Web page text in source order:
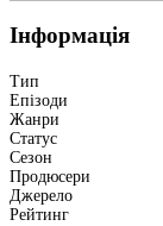
Інформація
Тип
Епізоди
Жанри
Статус
Сезон
Продюсери
Джерело
Рейтинг